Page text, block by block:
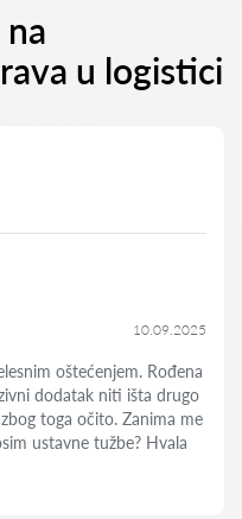
u logistici
10.09.2025
oštećenjem. Rođena
dodatak niti išta drugo
toga očito. Zanima me
ustavne tužbe? Hvala